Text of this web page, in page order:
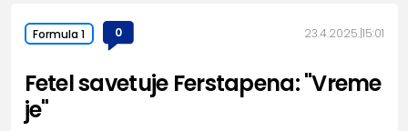
Formula 1 0 23.4.2025. 15:01
Fetel savetuje Ferstapena: "Vreme
je"